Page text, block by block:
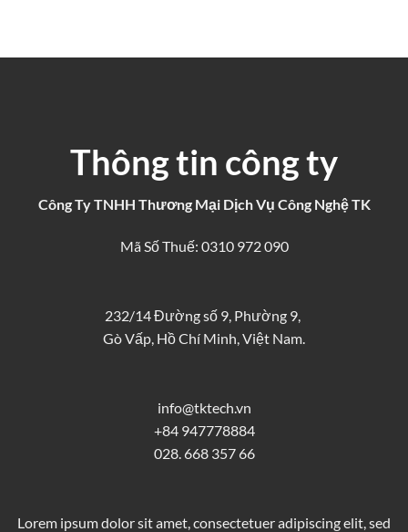
Thông tin công ty
Công Ty TNHH Thương Mại Dịch Vụ Công Nghệ TK
Mã Số Thuế: 0310 972 090
232/14 Đường số 9, Phường 9,
Gò Vấp, Hồ Chí Minh, Việt Nam.
info@tktech.vn
+84 947778884
028. 668 357 66
Lorem ipsum dolor sit amet, consectetuer adipiscing elit, sed